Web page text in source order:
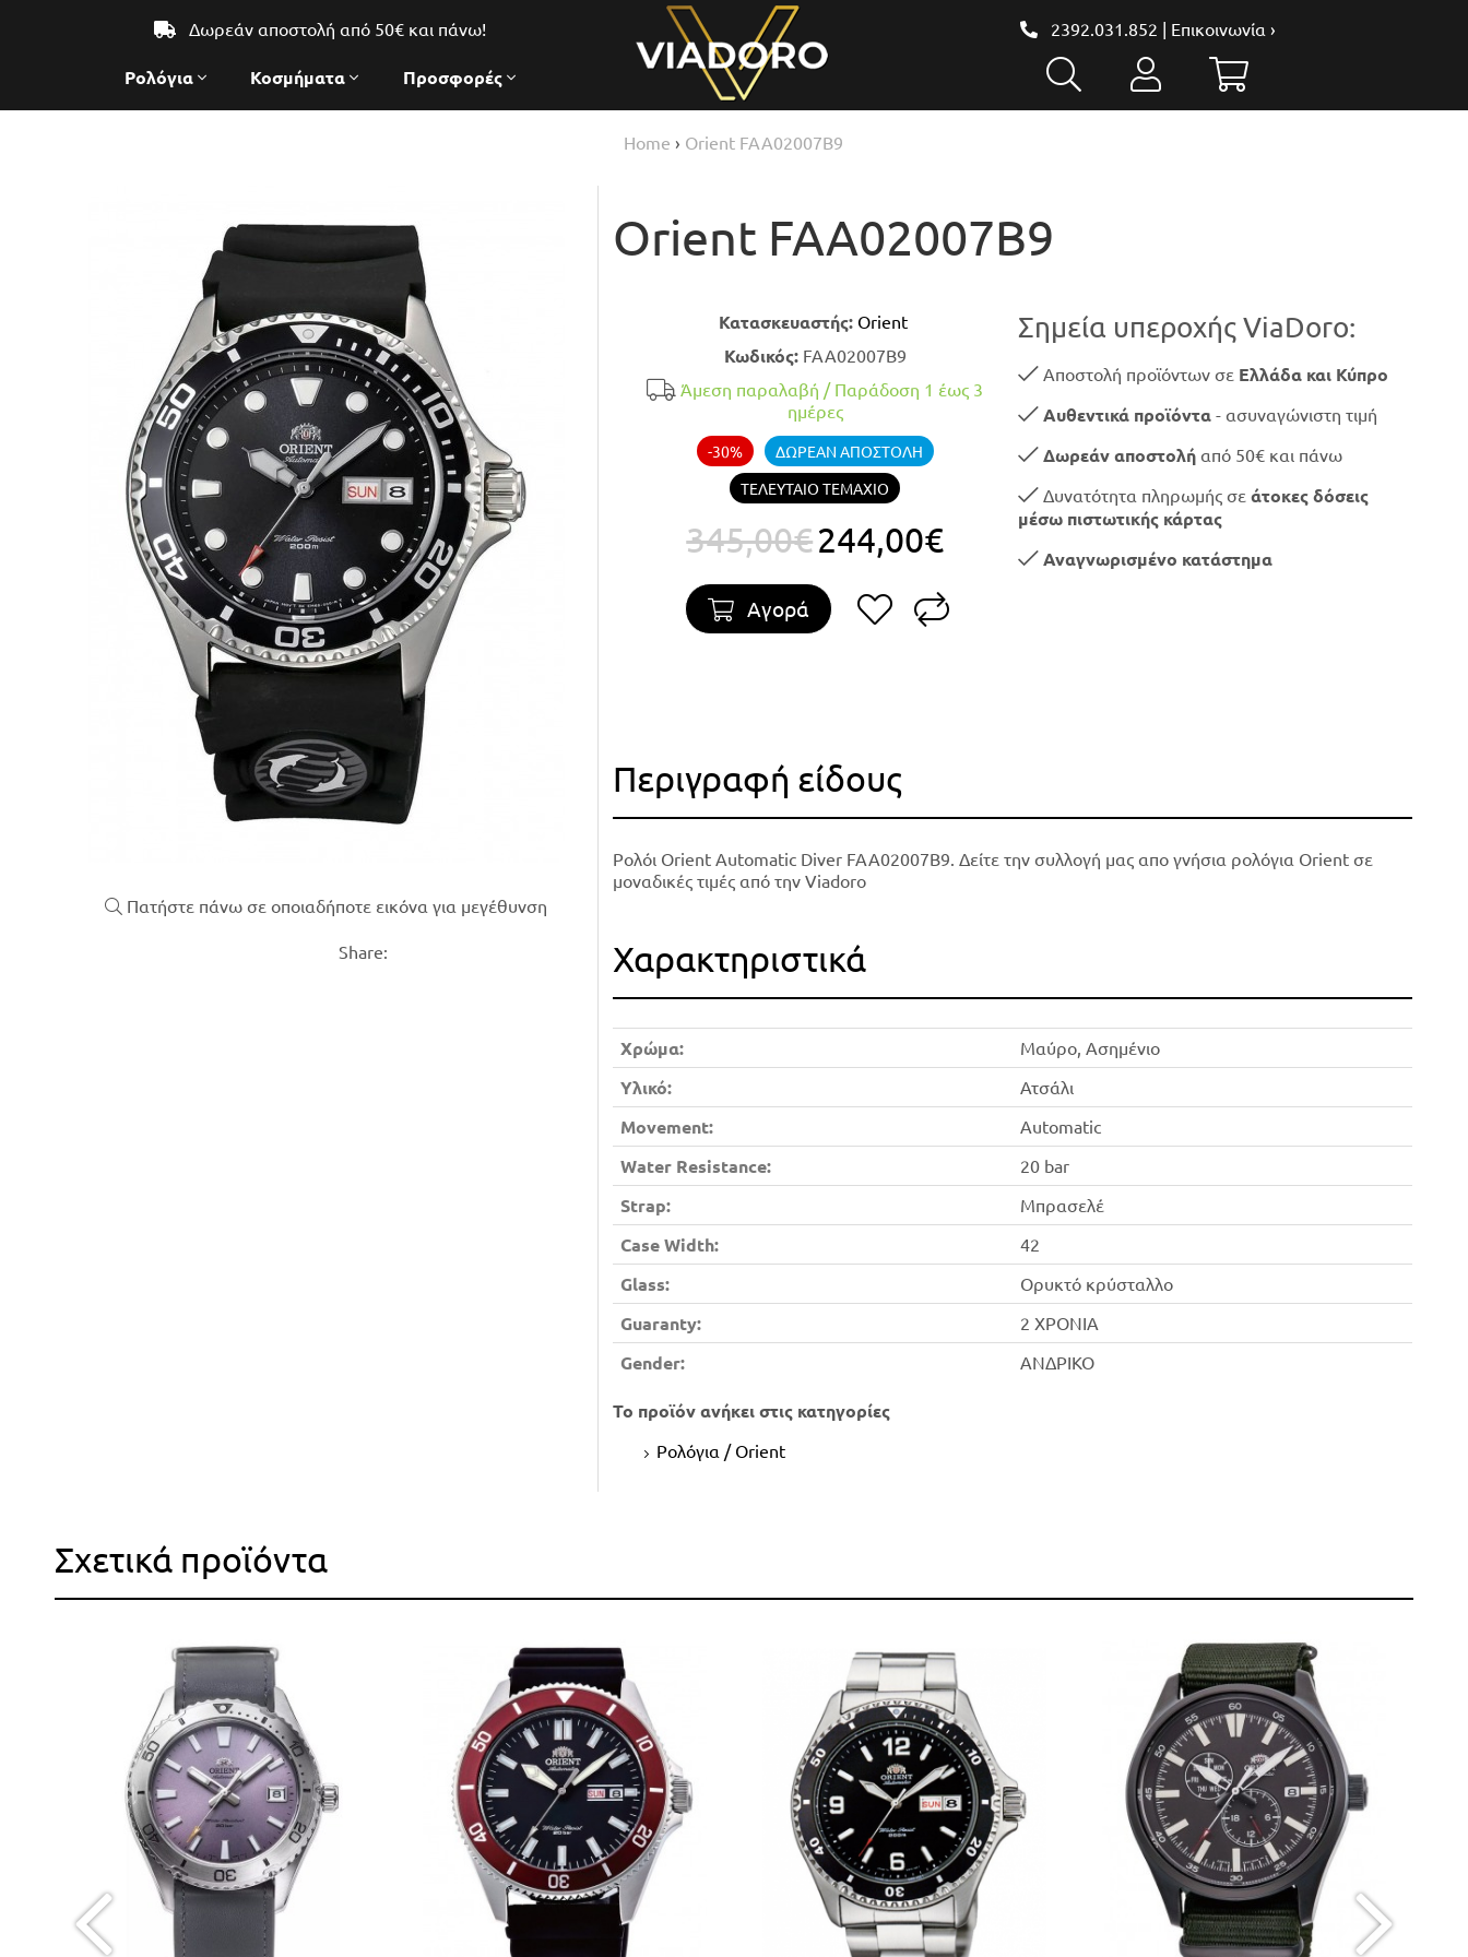
Δωρεάν αποστολή από 50€ και πάνω!
Ρολόγια Κοσμήματα Προσφορές
2392.031.852 | Επικοινωνία ›
Home › Orient FAA02007B9
Πατήστε πάνω σε οποιαδήποτε εικόνα για μεγέθυνση
Share:
Orient FAA02007B9
Κατασκευαστής: Orient
Κωδικός:FAA02007B9
Άμεση παραλαβή / Παράδoση 1 έως 3
ημέρες
-30%
ΔΩΡΕΑΝ ΑΠΟΣΤΟΛΗ
ΤΕΛΕΥΤΑΙΟ ΤΕΜΑΧΙΟ
345,00€244,00€
Αγορά
Σημεία υπεροχής ViaDoro:
Αποστολή προϊόντων σε Ελλάδα και Κύπρο
Αυθεντικά προϊόντα - ασυναγώνιστη τιμή
Δωρεάν αποστολήαπό 50€ και πάνω
Δυνατότητα πληρωμής σε άτοκες δόσεις
μέσω πιστωτικής κάρτας
Αναγνωρισμένο κατάστημα
Περιγραφή είδους
Ρολόι Orient Automatic Diver FAA02007B9. Δείτε την συλλογή μας απο γνήσια ρολόγια Orient σε
μοναδικές τιμές από την Viadoro
Χαρακτηριστικά
Χρώμα: Μαύρο, Ασημένιο
Υλικό: Ατσάλι
Movement: Automatic
Water Resistance: 20 bar
Strap: Μπρασελέ
Case Width: 42
Glass: Ορυκτό κρύσταλλο
Guaranty: 2 ΧΡΟΝΙΑ
Gender: ΑΝΔΡΙΚΟ
Το προϊόν ανήκει στις κατηγορίες
Ρολόγια / Orient
Σχετικά προϊόντα